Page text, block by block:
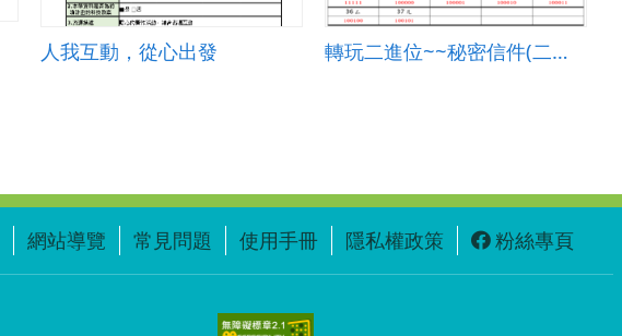
人我互動，從心出發 轉玩二進位~~秘密信件(二下 不插電資訊課)
網站導覽 常見問題 使用手冊 隱私權政策 粉絲專頁